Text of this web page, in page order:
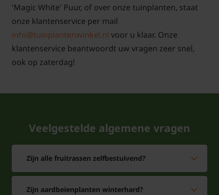
nummer 110920
'Magic White' Puur, of over onze tuinplanten, staat
onze klantenservice per mail
info@tuinplantenwinkel.nl voor u klaar. Onze
klantenservice beantwoordt uw vragen zeer snel,
ook op zaterdag!
Veelgestelde algemene vragen
Zijn alle fruitrassen zelfbestuivend?
Zijn aardbeienplanten winterhard?